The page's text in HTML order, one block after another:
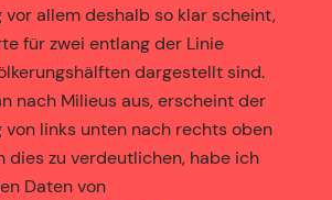
vor allem deshalb so klar scheint,
für zwei entlang der Linie
dargestellt sind.
nach Milieus aus, erscheint der
von links unten nach rechts oben
dies zu verdeutlichen, habe ich
Daten von